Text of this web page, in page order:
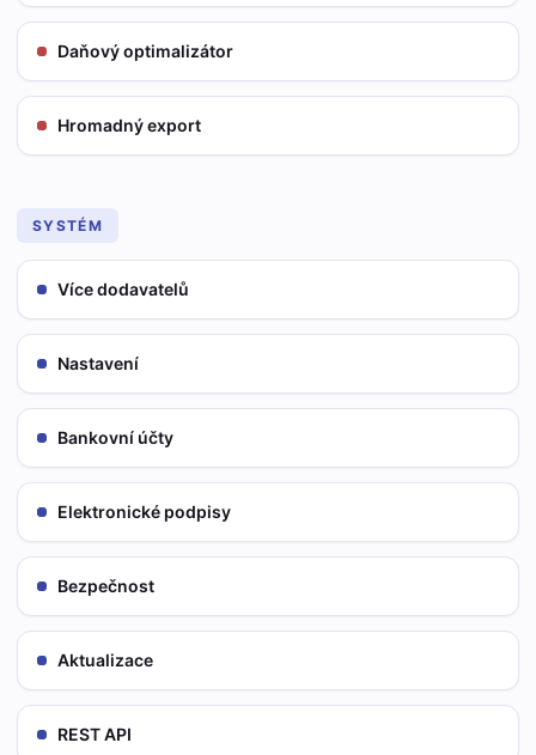
Daňový optimalizátor
Hromadný export
SYSTÉM
Více dodavatelů
Nastavení
Bankovní účty
Elektronické podpisy
Bezpečnost
Aktualizace
REST API